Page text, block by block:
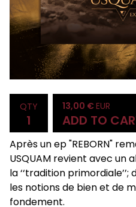
QTY 13,00 € EUR
ADD TO
Après un ep "REBORN"
USQUAM revient avec
la ‘‘tradition
les notions de bien et de
fondement.